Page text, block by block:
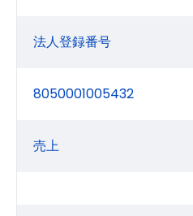
法人登録番号
8050001005432
売上